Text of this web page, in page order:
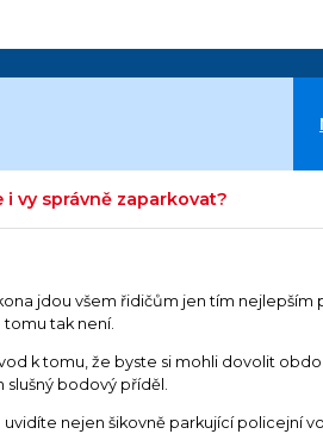
i vy správně zaparkovat?
jdou všem řidičům jen tím nejlepším
tak není.
k tomu, že byste si mohli dovolit
bodový příděl.
nejen šikovně parkující policejní